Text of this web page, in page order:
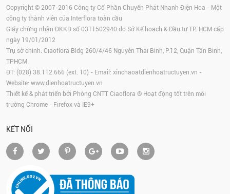
Copyright © 2007-2016 Công ty Cổ Phần Chuyển Phát Nhanh Điện Hoa - Một
công ty thành viên của Interflora toàn cầu
Giấy chứng nhận ĐKKD số 0311502940 do Sở Kế hoạch & Đầu tư TP. HCM cấp
ngày 19/01/2012
Trụ sở chính: Ciaoflora Bldg 260/4/46 Nguyễn Thái Bình, P.12, Quận Tân Bình,
TPHCM
ĐT: (028) 38.112.666 (ext. 10) - Email: xinchaoatdienhoatructuyen.vn -
Website: www.dienhoatructuyen.vn
Thiết kế & phát triển bởi Phòng CNTT Ciaoflora ® Hoạt động tốt trên môi
trường Chrome - Firefox và IE9+
KẾT NỐI